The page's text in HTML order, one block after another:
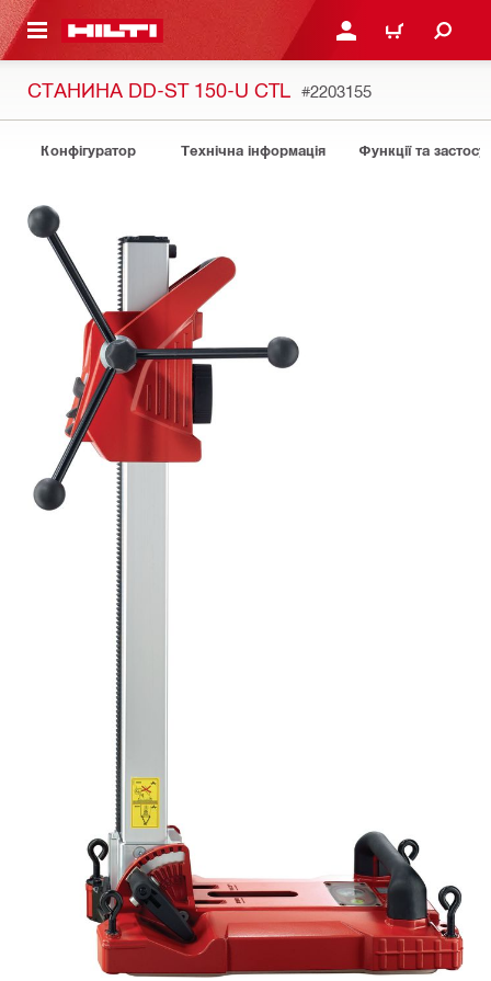
ЗМІСТУ УВІЙТИ АБО
КОШИК
СТАНИНА DD-ST 150-U CTL #2203155
Конфігуратор Технічна інформація Функції та